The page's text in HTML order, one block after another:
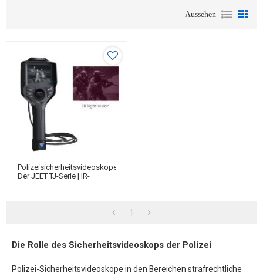
Aussehen
Polizeisicherheitsvideoskope
Der JEET TJ-Serie | IR-
1
Die Rolle des Sicherheitsvideoskops der Polizei
Polizei-Sicherheitsvideoskope in den Bereichen strafrechtliche